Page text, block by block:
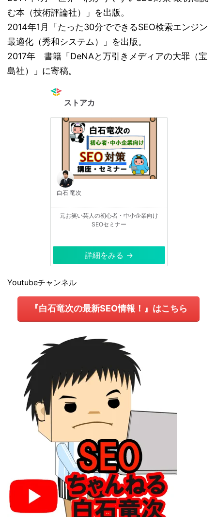
む本（技術評論社）」を出版。
2014年1月「たった30分でできるSEO検索エンジン
最適化（秀和システム）」を出版。
2017年 書籍「DeNAと万引きメディアの大罪（宝
島社）」に寄稿。
ストアカ
白石 竜次
元お笑い芸人の初心者・中小企業向け
SEOセミナー
詳細をみる →
Youtubeチャンネル
『白石竜次の最新SEO情報！』はこちら